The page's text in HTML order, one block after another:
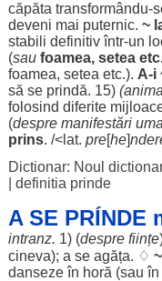
căpăta transformându-
deveni mai puternic. ~
stabili definitivîntr-un
(sau foamea, setea
foamea, setea etc.). A-i
să se prindă. 15)(
folosind diferite
(despre manifestări
prins. /<lat. pre[he]
Dictionar: Noul
definitia prinde
A SE PRÍNDE
intranz. 1) (despre ființe
cineva); a se agăța. ♢
dansezeîn horă (sau în